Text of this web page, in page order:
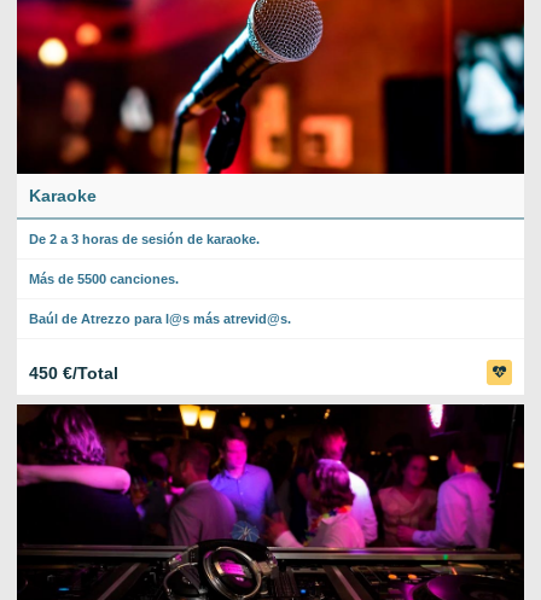
Karaoke
De 2 a 3 horas de sesión de karaoke.
Más de 5500 canciones.
Baúl de Atrezzo para l@s más atrevid@s.
450 €/Total